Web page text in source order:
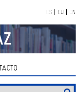
ES EU EN